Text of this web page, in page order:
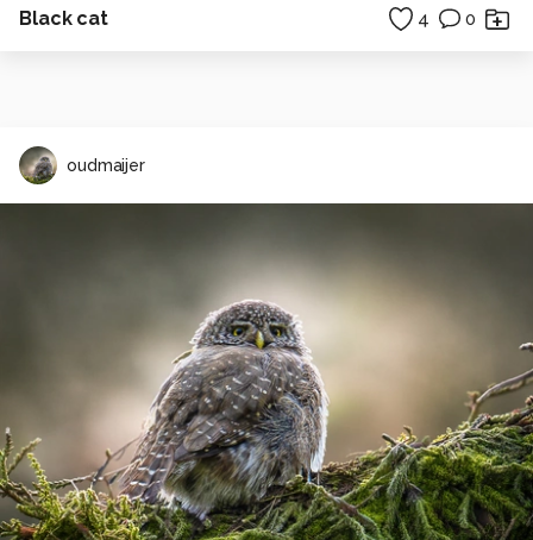
Black cat 4 0
oudmaijer